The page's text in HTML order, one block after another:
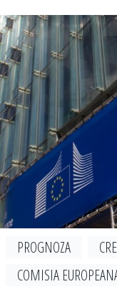
PROGNOZA
COMISIA